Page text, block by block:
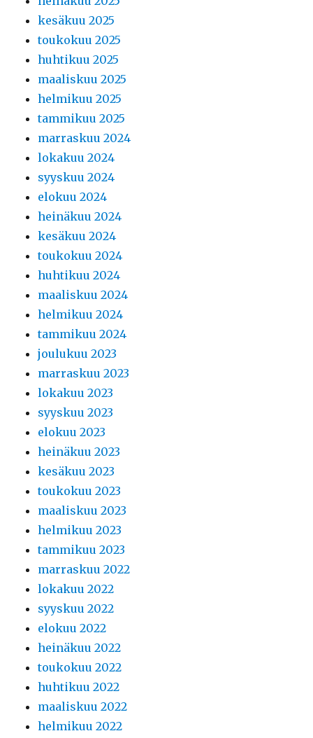
kesäkuu 2025
toukokuu 2025
huhtikuu 2025
maaliskuu 2025
helmikuu 2025
tammikuu 2025
marraskuu 2024
lokakuu 2024
syyskuu 2024
elokuu 2024
heinäkuu 2024
kesäkuu 2024
toukokuu 2024
huhtikuu 2024
maaliskuu 2024
helmikuu 2024
tammikuu 2024
joulukuu 2023
marraskuu 2023
lokakuu 2023
syyskuu 2023
elokuu 2023
heinäkuu 2023
kesäkuu 2023
toukokuu 2023
maaliskuu 2023
helmikuu 2023
tammikuu 2023
marraskuu 2022
lokakuu 2022
syyskuu 2022
elokuu 2022
heinäkuu 2022
toukokuu 2022
huhtikuu 2022
maaliskuu 2022
helmikuu 2022